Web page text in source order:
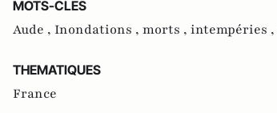
MOTS-CLES
Aude , Inondations , morts , intempéries ,
THEMATIQUES
France